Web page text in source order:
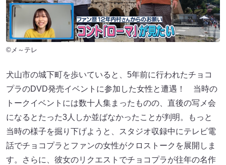
©メ～テレ
犬山市の城下町を歩いていると、5年前に行われたチョコ
プラのDVD発売イベントに参加した女性と遭遇！ 当時の
トークイベントには数十人集まったものの、直後の写メ会
になるとたった3人しか並ばなかったことが判明。もっと
当時の様子を掘り下げようと、スタジオ収録中にテレビ電
話でチョコプラとファンの女性がクロストークを展開しま
す。さらに、彼女のリクエストでチョコプラが往年の名作